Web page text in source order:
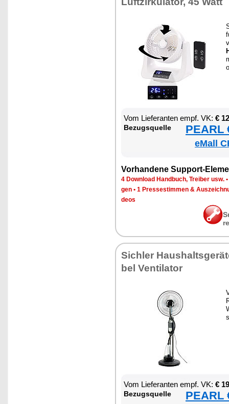
Vom Lie­fe­ran­ten empf. VK: €
Be­zugs­quel­le PEARL
eMall
Vor­han­de­ne Sup­port-
4 Down­load Hand­buch, Trei­ber usw. •
gen • 1 Pres­se­stim­men &
de­os
Sich­ler
bel Ven­ti­la­tor
Vom Lie­fe­ran­ten empf. VK: €
Be­zugs­quel­le PEARL